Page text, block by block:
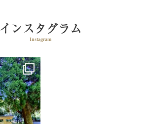
インスタグラム